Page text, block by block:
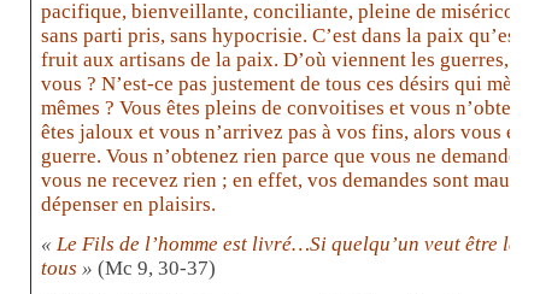
pacifique, bienveillante, conciliante, pleine de
sans parti pris, sans hypocrisie. C’est dans la paix qu’est
fruit aux artisans de la paix. D’où viennent les guerres,
vous ? N’est-ce pas justement de tous ces désirs qui
mêmes ? Vous êtes pleins de convoitises et vous
êtes jaloux et vous n’arrivez pas à vos fins, alors vous
guerre. Vous n’obtenez rien parce que vous ne demandez
vous ne recevez rien ; en effet, vos demandes sont
dépenser en plaisirs.
« Le Fils de l’homme est livré…Si quelqu’un veut être le
tous » (Mc 9, 30-37)